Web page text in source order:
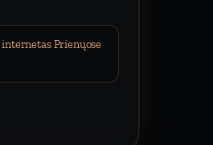
Prienųose